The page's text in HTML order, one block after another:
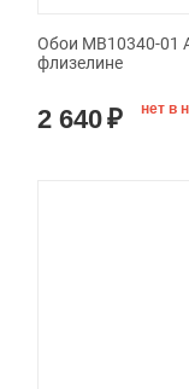
Обои MB10340-01
флизелине
2 640₽ нет в